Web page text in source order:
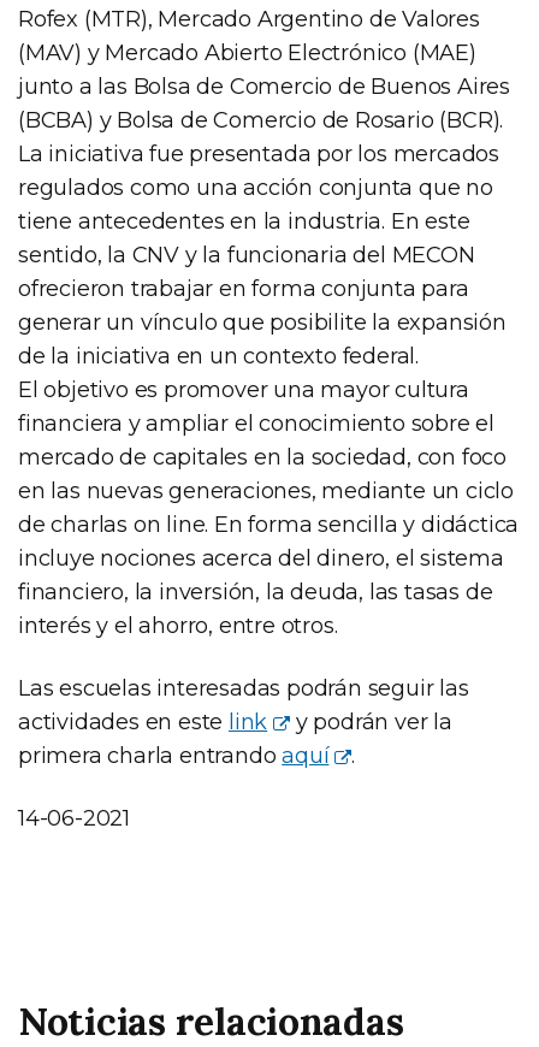
Rofex (MTR), Mercado Argentino de Valores
(MAV) y Mercado Abierto Electrónico (MAE)
junto a las Bolsa de Comercio de Buenos Aires
(BCBA) y Bolsa de Comercio de Rosario (BCR).
La iniciativa fue presentada por los mercados
regulados como una acción conjunta que no
tiene antecedentes en la industria. En este
sentido, la CNV y la funcionaria del MECON
ofrecieron trabajar en forma conjunta para
generar un vínculo que posibilite la expansión
de la iniciativa en un contexto federal.
El objetivo es promover una mayor cultura
financiera y ampliar el conocimiento sobre el
mercado de capitales en la sociedad, con foco
en las nuevas generaciones, mediante un ciclo
de charlas on line. En forma sencilla y didáctica
incluye nociones acerca del dinero, el sistema
financiero, la inversión, la deuda, las tasas de
interés y el ahorro, entre otros.
Las escuelas interesadas podrán seguir las
actividades en este link
y podrán ver la
primera charla entrandoaquí .
14-06-2021
Noticias relacionadas